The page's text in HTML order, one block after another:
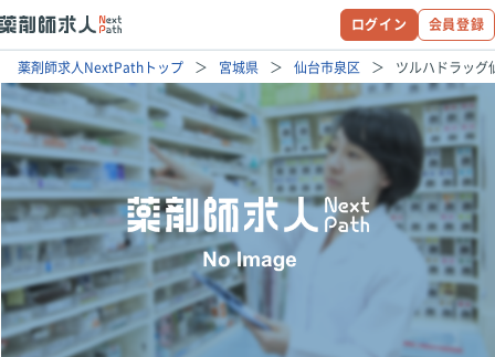
ログイン 会員登録
薬剤師求人NextPathトップ 宮城県 仙台市泉区 ツルハドラッグ